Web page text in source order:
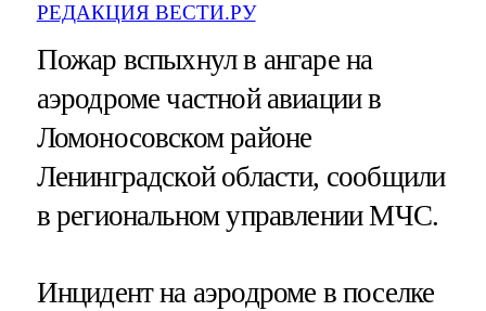
РЕДАКЦИЯ ВЕСТИ.РУ
Пожар вспыхнул в ангаре на
аэродроме частной авиации в
Ломоносовском районе
Ленинградской области, сообщили
в региональном управлении МЧС.
Инцидент на аэродроме в поселке